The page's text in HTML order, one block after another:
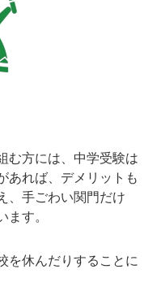
む方には、中学受験は
あれば、デメリットも
、手ごわい関門だけ
ます。
を休んだりすることに